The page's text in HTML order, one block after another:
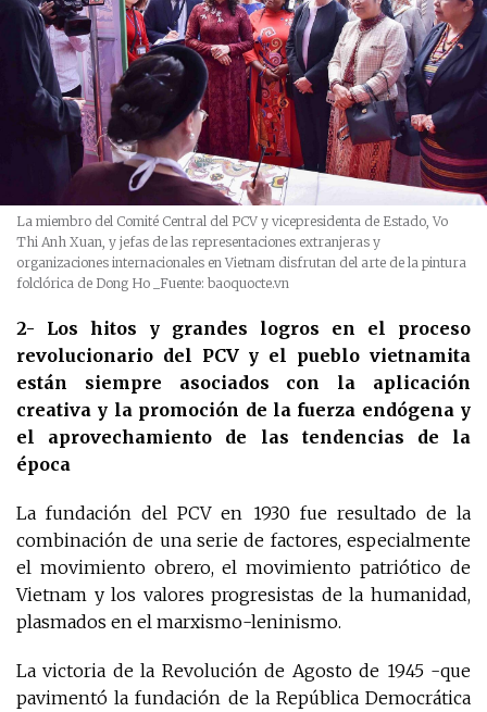
La miembro del Comité Central del PCV y vicepresidenta de Estado, Vo
Thi Anh Xuan, y jefas de las representaciones extranjeras y
organizaciones internacionales en Vietnam disfrutan del arte de la pintura
folclórica de Dong Ho
_Fuente: baoquocte.vn
2-
Los hitos y grandes logros en el proceso
revolucionario del PCV y el pueblo vietnamita
están siempre asociados con la aplicación
creativa y la promoción de la fuerza endógena y
el aprovechamiento de las tendencias de la
época
La fundación del PCV en 1930 fue resultado de la
combinación de una serie de factores, especialmente
el movimiento obrero, el movimiento patriótico de
Vietnam y los valores progresistas de la humanidad,
plasmados en el marxismo-leninismo.
La victoria de la Revolución de Agosto de 1945 -que
pavimentó la fundación de la República Democrática